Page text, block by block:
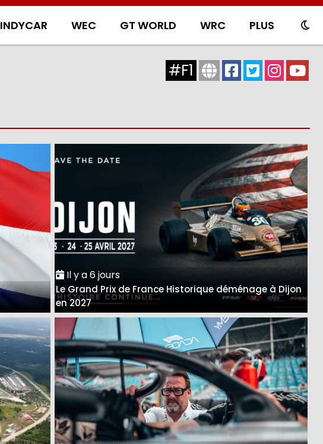
INDYCAR WEC GT WORLD WRC PLUS
#F1
Il y a 6 jours
Le Grand Prix de France Historique déménage à Dijon
en 2027